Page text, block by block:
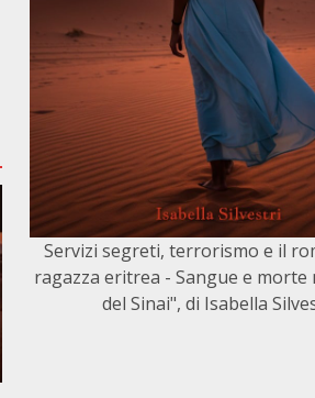
Servizi segreti, terrorismo e il
ragazza eritrea - Sangue e morte
del Sinai", di Isabella